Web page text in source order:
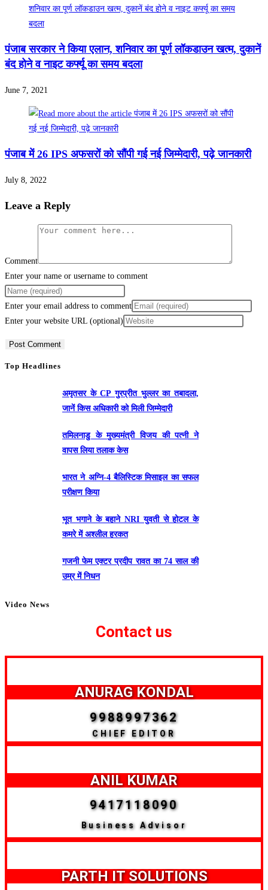
पंजाब सरकार ने किया एलान, शनिवार का पूर्ण लॉकडाउन खत्म, दुकानें
बंद होने व नाइट कर्फ्यू का समय बदला
June 7, 2021
पंजाब में 26 IPS अफसरों को सौंपी गई नई जिम्मेदारी, पढ़े जानकारी
July 8, 2022
Leave a Reply
Comment
Enter your name or username to comment
Enter your email address to comment
Enter your website URL (optional)
Top Headlines
अमृतसर के CP गुरप्रीत भुल्लर का तबादला,
जानें किस अधिकारी को मिली जिम्मेदारी
तमिलनाडु के मुख्यमंत्री विजय की पत्नी ने
वापस लिया तलाक केस
भारत ने अग्नि-4 बैलिस्टिक मिसाइल का सफल
परीक्षण किया
भूत भगाने के बहाने NRI युवती से होटल के
कमरे में अश्लील हरकत
गजनी फेम एक्टर प्रदीप रावत का 74 साल की
उम्र में निधन
Video News
Contact us
ANURAG KONDAL
9988997362
CHIEF EDITOR
ANIL KUMAR
9417118090
Business Advisor
PARTH IT SOLUTIONS